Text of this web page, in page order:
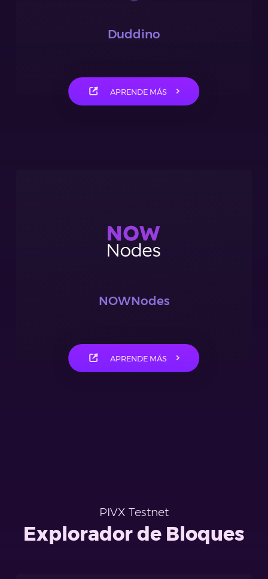
Duddino
APRENDE MÁS
NOWNodes
APRENDE MÁS
PIVX Testnet
Explorador de Bloques